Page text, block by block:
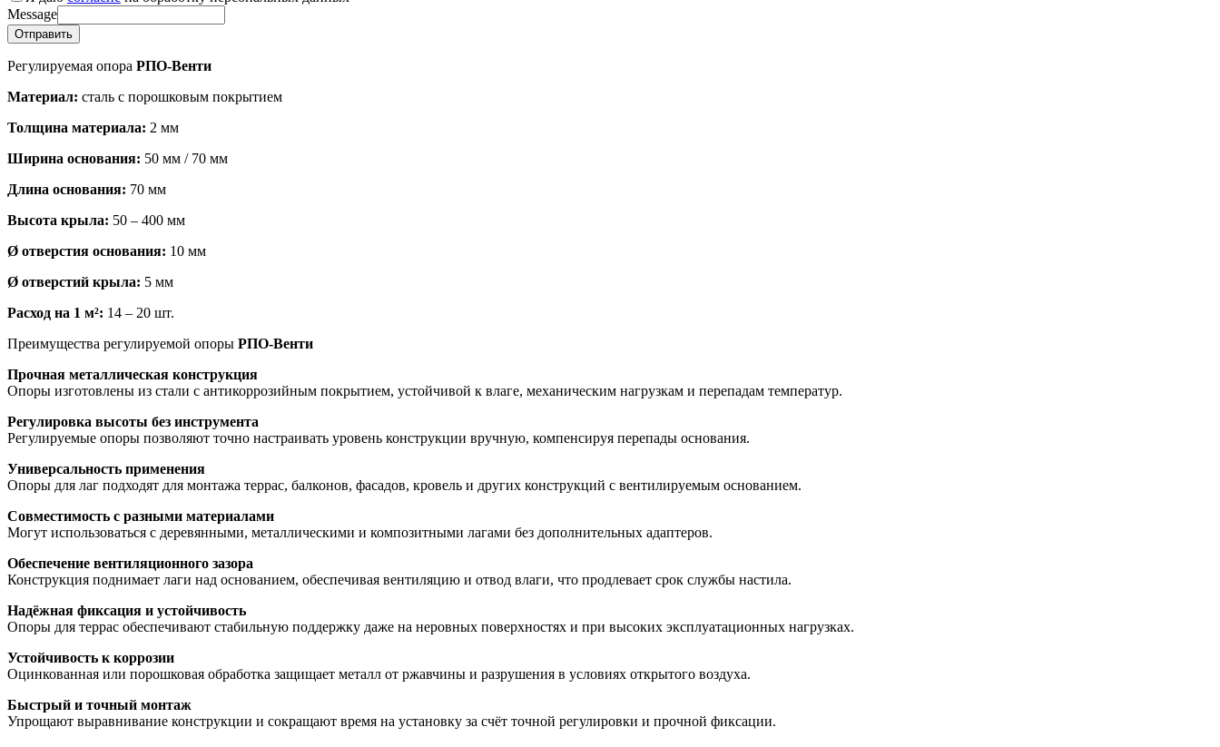
Message
Отправить
Регулируемая опора РПО-Венти
Материал: сталь с порошковым покрытием
Толщина материала: 2 мм
Ширина основания: 50 мм / 70 мм
Длина основания: 70 мм
Высота крыла: 50 – 400 мм
Ø отверстия основания: 10 мм
Ø отверстий крыла: 5 мм
Расход на 1 м²: 14 – 20 шт.
Преимущества регулируемой опоры РПО-Венти
Прочная металлическая конструкция
Опоры изготовлены из стали с антикоррозийным покрытием, устойчивой к влаге, механическим нагрузкам и перепадам температур.
Регулировка высоты без инструмента
Регулируемые опоры позволяют точно настраивать уровень конструкции вручную, компенсируя перепады основания.
Универсальность применения
Опоры для лаг подходят для монтажа террас, балконов, фасадов, кровель и других конструкций с вентилируемым основанием.
Совместимость с разными материалами
Могут использоваться с деревянными, металлическими и композитными лагами без дополнительных адаптеров.
Обеспечение вентиляционного зазора
Конструкция поднимает лаги над основанием, обеспечивая вентиляцию и отвод влаги, что продлевает срок службы настила.
Надёжная фиксация и устойчивость
Опоры для террас обеспечивают стабильную поддержку даже на неровных поверхностях и при высоких эксплуатационных нагрузках.
Устойчивость к коррозии
Оцинкованная или порошковая обработка защищает металл от ржавчины и разрушения в условиях открытого воздуха.
Быстрый и точный монтаж
Упрощают выравнивание конструкции и сокращают время на установку за счёт точной регулировки и прочной фиксации.